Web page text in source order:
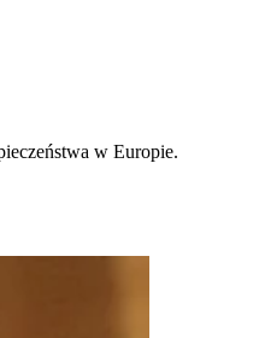
w Europie.